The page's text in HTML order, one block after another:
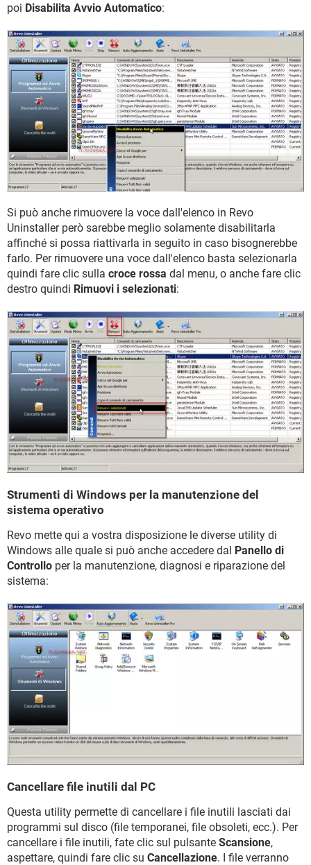
poi Disabilita Avvio Automatico:
Si può anche rimuovere la voce dall'elenco in Revo
Uninstaller però sarebbe meglio solamente disabilitarla
affinché si possa riattivarla in seguito in caso bisognerebbe
farlo. Per rimuovere una voce dall'elenco basta selezionarla
quindi fare clic sulla croce rossa dal menu, o anche fare clic
destro quindi Rimuovi i selezionati:
Strumenti di Windows per la manutenzione del
sistema operativo
Revo mette qui a vostra disposizione le diverse utility di
Windows alle quale si può anche accedere dal Panello di
Controllo per la manutenzione, diagnosi e riparazione del
sistema:
Cancellare file inutili dal PC
Questa utility permette di cancellare i file inutili lasciati dai
programmi sul disco (file temporanei, file obsoleti, ecc.). Per
cancellare i file inutili, fate clic sul pulsante Scansione,
aspettare, quindi fare clic su Cancellazione. I file verranno